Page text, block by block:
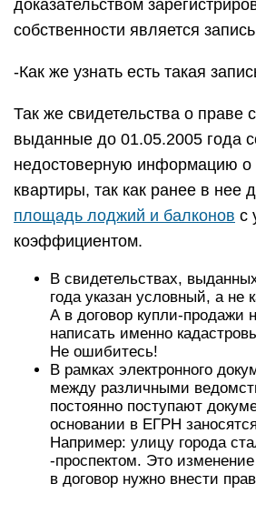
доказательством
собственности является
-Как же узнать есть такая
Так же свидетельства о праве
выданные до 01.05.2005 года
недостоверную информацию
квартиры, так как ранее в нее
площадь лоджий и балконов с
коэффициентом.
В свидетельствах,
года указан условный, а не
А в договор купли-продажи
написать именно
Не ошибитесь!
В рамках электронного
между различными
постоянно поступают
основании в ЕГРН
Например: улицу города
-проспектом. Это
в договор нужно внести